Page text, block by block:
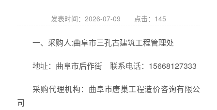
发表时间：2026-07-09 点击： 145
一、采购人:曲阜市三孔古建筑工程管理处
地址：曲阜市后作街 联系电话：15668127333
采购代理机构：曲阜市唐巢工程造价咨询有限公
司